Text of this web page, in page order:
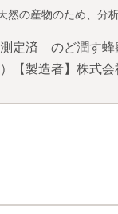
然の産物のため、分
定済 のど潤す蜂
【製造者】株式